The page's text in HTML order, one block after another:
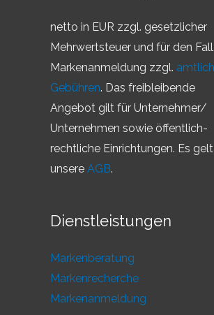
netto in EUR zzgl. gesetzlicher
Mehrwertsteuer und für den
Markenanmeldung zzgl.
Gebühren. Das freibleibende
Angebot gilt für Unternehmer/
Unternehmen sowie öffentlich-
rechtliche Einrichtungen. Es
unsere AGB.
Dienstleistungen
Markenberatung
Markenrecherche
Markenanmeldung